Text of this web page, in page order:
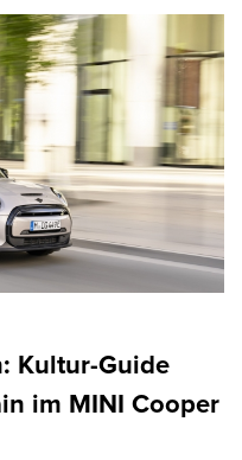
Kultur-Guide
im MINI Cooper